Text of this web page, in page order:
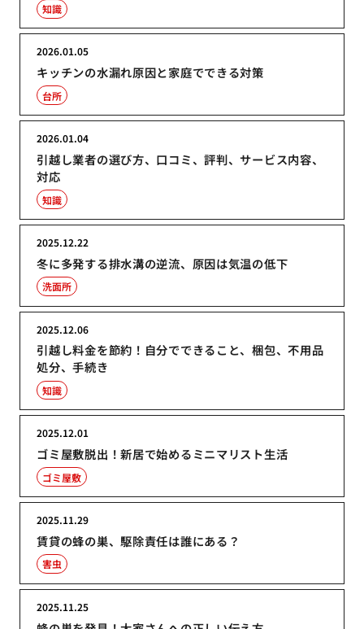
知識
キッチンの水漏れ原因と家庭でできる対策
2026.01.05
台所
引越し業者の選び方、口コミ、評判、サービス内容、
対応
2026.01.04
知識
冬に多発する排水溝の逆流、原因は気温の低下
2025.12.22
洗面所
引越し料金を節約！自分でできること、梱包、不用品
処分、手続き
2025.12.06
知識
ゴミ屋敷脱出！新居で始めるミニマリスト生活
2025.12.01
ゴミ屋敷
賃貸の蜂の巣、駆除責任は誰にある？
2025.11.29
害虫
2025.11.25